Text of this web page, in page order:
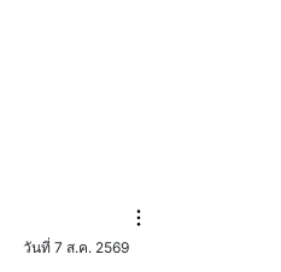
วันที่ 7 ส.ค. 2569